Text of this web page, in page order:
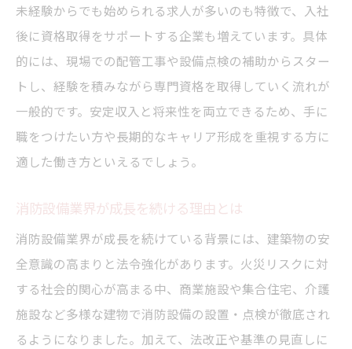
転職で消防設備の経験を最大限に活かすに
は
消防設備の資格手当と年収アップのコツ
消防設備の採用市場最新トレンドを解説
長期安定を叶える消防設備の求人選び方
安定を重視するなら消防設備の職種に注目
福利厚生が充実した消防設備職の魅力
スキルアップを目指せる環境で働く魅力
消防設備の現場でスキルアップできる理由
資格取得支援で消防設備の成長を実感
未経験からでも始められる求人が多いのも特徴で、入社
後に資格取得をサポートする企業も増えています。具体
的には、現場での配管工事や設備点検の補助からスター
トし、経験を積みながら専門資格を取得していく流れが
一般的です。安定収入と将来性を両立できるため、手に
職をつけたい方や長期的なキャリア形成を重視する方に
適した働き方といえるでしょう。
消防設備業界が成長を続ける理由とは
消防設備業界が成長を続けている背景には、建築物の安
全意識の高まりと法令強化があります。火災リスクに対
する社会的関心が高まる中、商業施設や集合住宅、介護
施設など多様な建物で消防設備の設置・点検が徹底され
るようになりました。加えて、法改正や基準の見直しに